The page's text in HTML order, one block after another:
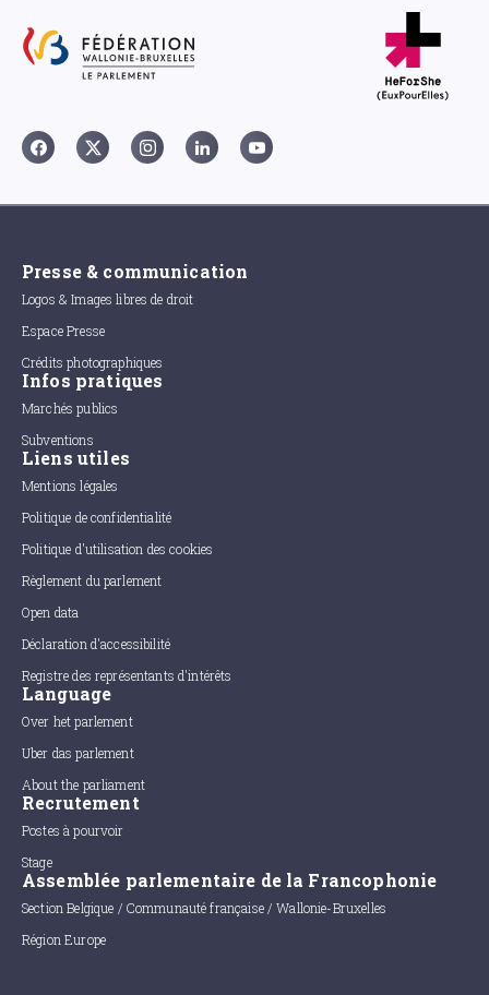
Presse & communication
Logos & Images libres de droit
Espace Presse
Crédits photographiques
Infos pratiques
Marchés publics
Subventions
Liens utiles
Mentions légales
Politique de confidentialité
Politique d'utilisation des cookies
Règlement du parlement
Open data
Déclaration d'accessibilité
Registre des représentants d'intérêts
Language
Over het parlement
Uber das parlement
About the parliament
Recrutement
Postes à pourvoir
Stage
Assemblée parlementaire de la Francophonie
Section Belgique / Communauté française / Wallonie-Bruxelles
Région Europe